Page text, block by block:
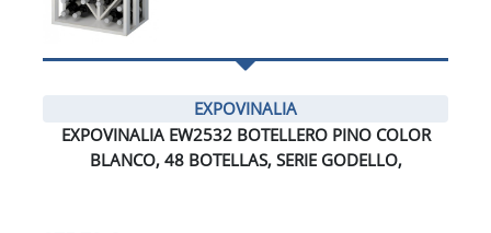
EXPOVINALIA
EXPOVINALIA EW2532 BOTELLERO PINO COLOR
BLANCO, 48 BOTELLAS, SERIE GODELLO,